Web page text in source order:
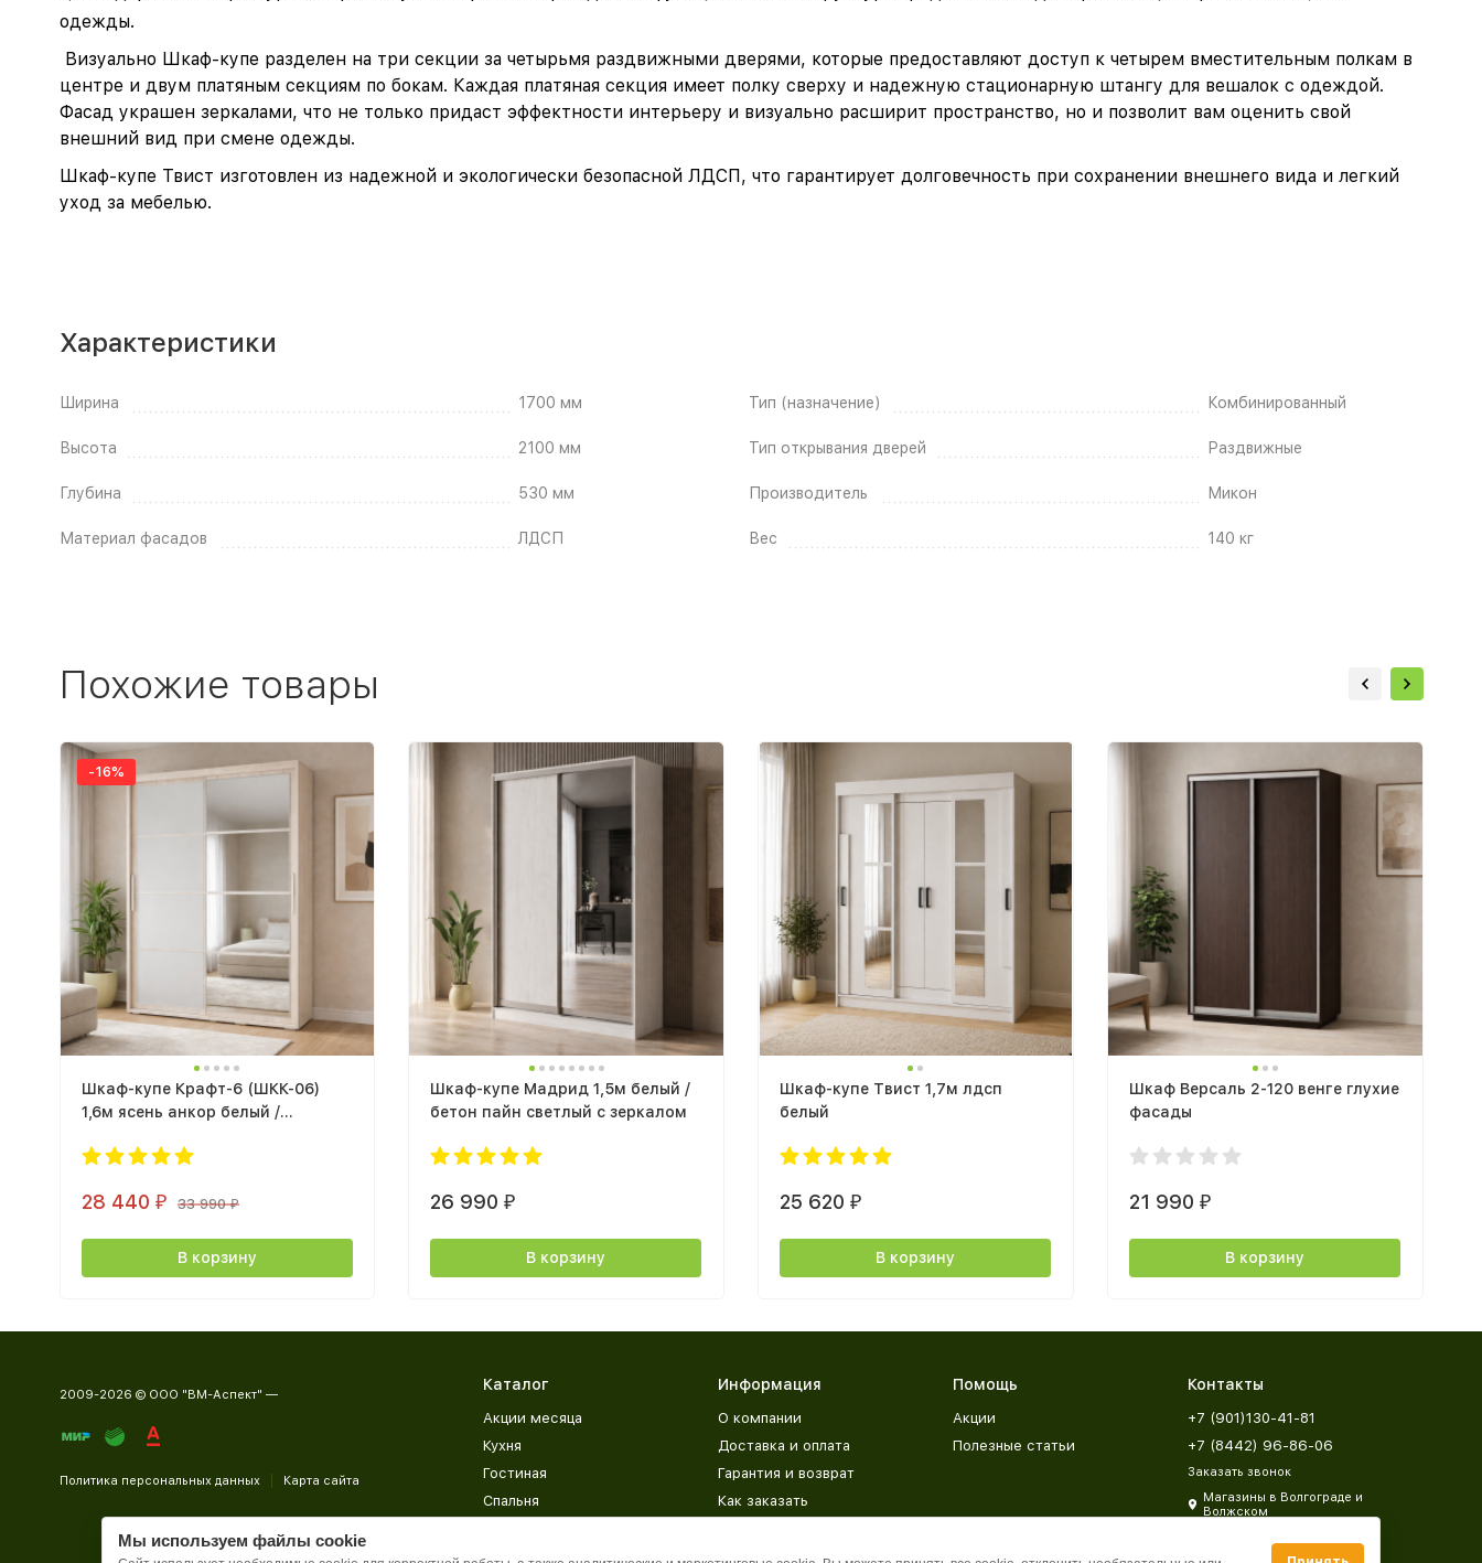
одежды.
Визуально Шкаф-купе разделен на три секции за четырьмя раздвижными дверями, которые предоставляют доступ к четырем вместительным полкам в
центре и двум платяным секциям по бокам. Каждая платяная секция имеет полку сверху и надежную стационарную штангу для вешалок с одеждой.
Фасад украшен зеркалами, что не только придаст эффектности интерьеру и визуально расширит пространство, но и позволит вам оценить свой
внешний вид при смене одежды.
Шкаф-купе Твист изготовлен из надежной и экологически безопасной ЛДСП, что гарантирует долговечность при сохранении внешнего вида и легкий
уход за мебелью.
Характеристики
Ширина 1700 мм
Высота 2100 мм
Глубина 530 мм
Материал фасадов ЛДСП
Тип (назначение) Комбинированный
Тип открывания дверей Раздвижные
Производитель Микон
Вес 140 кг
Похожие товары
-16%
Шкаф-купе Крафт-6 (ШКК-06)
1,6м ясень анкор белый /
28 440 ₽ 33 990₽
В корзину
Шкаф-купе Мадрид 1,5м белый /
бетон пайн светлый с зеркалом
26 990₽
В корзину
Шкаф-купе Твист 1,7м лдсп
белый
25 620 ₽
В корзину
Шкаф Версаль 2-120 венге глухие
фасады
21 990 ₽
В корзину
2009-2026 © ООО "ВМ-Аспект" —
Политика персональных данных Карта сайта
Каталог
Акции месяца
Кухня
Гостиная
Спальня
Прихожая
Информация
О компании
Доставка и оплата
Гарантия и возврат
Как заказать
База знаний
Помощь
Акции
Полезные статьи
Контакты
+7 (901)130-41-81
+7 (8442) 96-86-06
Заказать звонок
Магазины в Волгограде и
Волжском
Мы используем файлы cookie